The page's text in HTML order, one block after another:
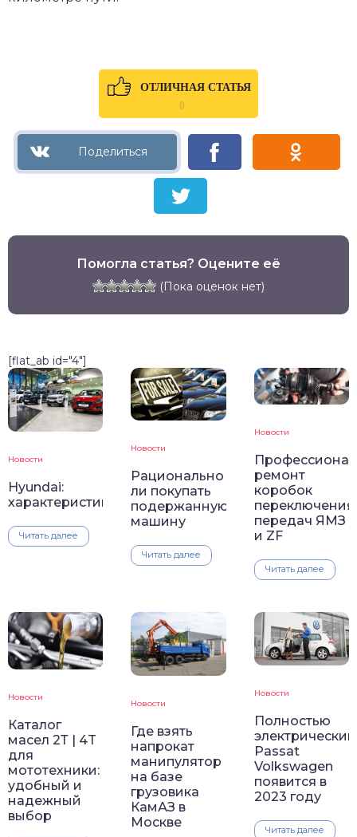
ОТЛИЧНАЯ СТАТЬЯ
0
Помогла статья? Оцените её
(Пока оценок нет)
[flat_ab id="4"]
Новости
Hyundai:
характеристика
Читать далее
Новости
Рационально
ли покупать
подержанную
машину
Читать далее
Новости
ремонт
коробок
переключения
передач ЯМЗ
и ZF
Читать далее
Новости
Каталог
масел 2Т | 4T
для
мототехники:
удобный и
надежный
выбор
Новости
Где взять
напрокат
манипулятор
на базе
грузовика
КамАЗ в
Москве
Новости
Полностью
электрический
Passat
Volkswagen
появится в
2023 году
Читать далее